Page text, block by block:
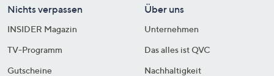
Nichts verpassen
INSIDER Magazin
TV-Programm
Gutscheine
Über uns
Unternehmen
Das alles ist QVC
Nachhaltigkeit